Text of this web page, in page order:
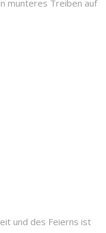
munteres Treiben auf
und des Feierns ist